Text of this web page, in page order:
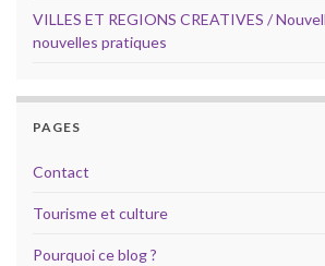
VILLES ET REGIONS CREATIVES /
nouvelles pratiques
PAGES
Contact
Tourisme et culture
Pourquoi ce blog ?